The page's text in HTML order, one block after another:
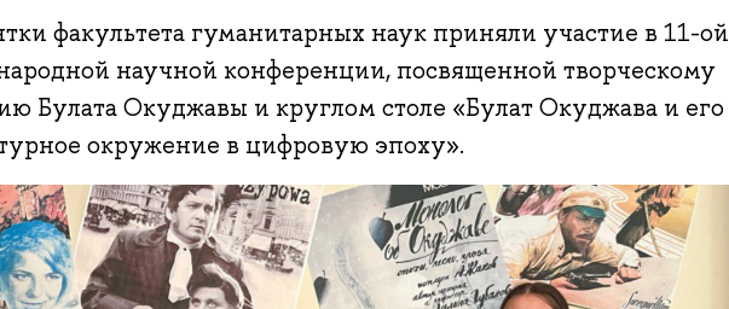
факультета гуманитарных наук приняли участие в 11-ой
научной конференции, посвященной творческому
Булата Окуджавы и круглом столе «Булат Окуджава и его
окружение в цифровую эпоху».